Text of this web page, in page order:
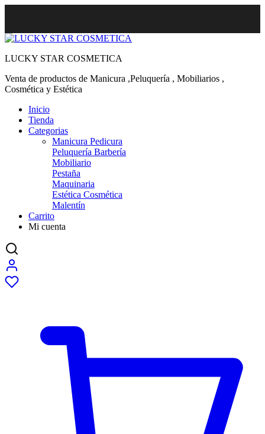
LUCKY STAR COSMETICA
Venta de productos de Manicura ,Peluquería , Mobiliarios ,
Cosmética y Estética
Inicio
Tienda
Categorias
Manicura Pedicura
Peluquería Barbería
Mobiliario
Pestaña
Maquinaria
Estética Cosmética
Malentín
Carrito
Mi cuenta